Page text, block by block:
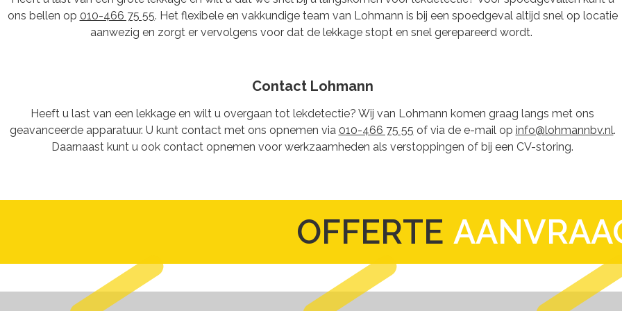
ons bellen op 010-466 75 55. Het flexibele en vakkundige team van Lohmann is bij een spoedgeval altijd snel op locatie
aanwezig en zorgt er vervolgens voor dat de lekkage stopt en snel gerepareerd wordt.
Contact Lohmann
Heeft u last van een lekkage en wilt u overgaan tot lekdetectie? Wij van Lohmann komen graag langs met ons
geavanceerde apparatuur. U kunt contact met ons opnemen via 010-466 75 55 of via de e-mail op info@lohmannbv.nl.
Daarnaast kunt u ook contact opnemen voor werkzaamheden als verstoppingen of bij een CV-storing.
OFFERTE